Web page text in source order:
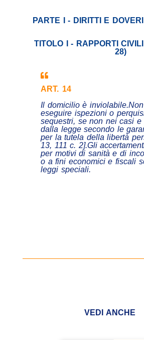
PARTE I - DIRITTI E
TITOLO I - RAPPORTI
28)
ART. 14
Il domicilio è
eseguire ispezioni o
sequestri, se non nei casi e
dalla legge secondo le
per la tutela della libertà
13, 111 c. 2].Gli
per motivi di sanità e di
o a fini economici e fiscali
leggi speciali.
VEDI ANCHE